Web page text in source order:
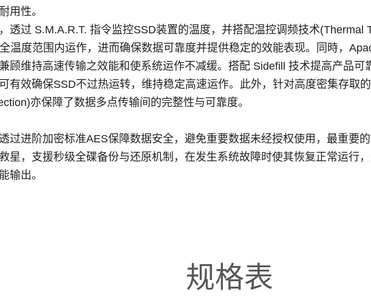
用性。
透过 S.M.A.R.T. 指令监控SSD装置的温度，并搭配温控调频技术(Thermal
温度范围内运作，进而确保数据可靠度并提供稳定的效能表现。同時，
顾维持高速传输之效能和使系统运作不减缓。搭配 Sidefill 技术提高产品可
有效确保SSD不过热运转，维持稳定高速运作。此外，针对高度密集存取
亦保障了数据多点传输间的完整性与可靠度。
过进阶加密标准AES保障数据安全，避免重要数据未经授权使用，最重要
星，支援秒级全碟备份与还原机制，在发生系统故障时使其恢复正常运行
输出。
规格表